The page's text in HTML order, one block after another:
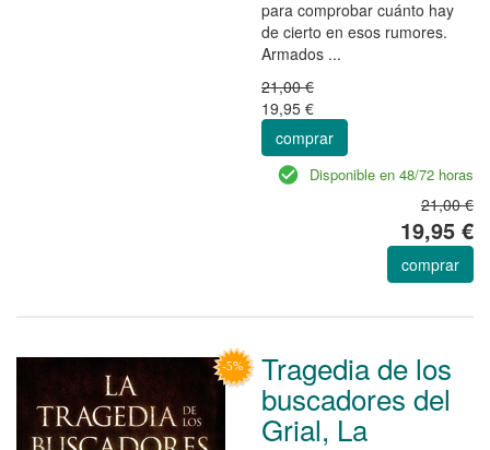
para comprobar cuánto hay
de cierto en esos rumores.
Armados ...
21,00 €
19,95 €
comprar
Disponible en 48/72 horas
21,00 €
19,95 €
comprar
Tragedia de los
buscadores del
Grial, La